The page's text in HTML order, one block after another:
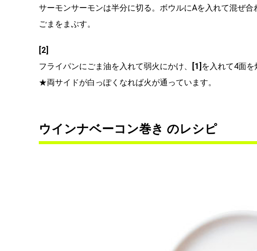
サーモンサーモンは半分に切る。ボウルにAを入れて混ぜ
ごまをまぶす。
[2]
フライパンにごま油を入れて弱火にかけ、
[1] を入れて4面を
★両サイドが白っぽくなれば火が通っています。
ウインナベーコン巻き のレシピ